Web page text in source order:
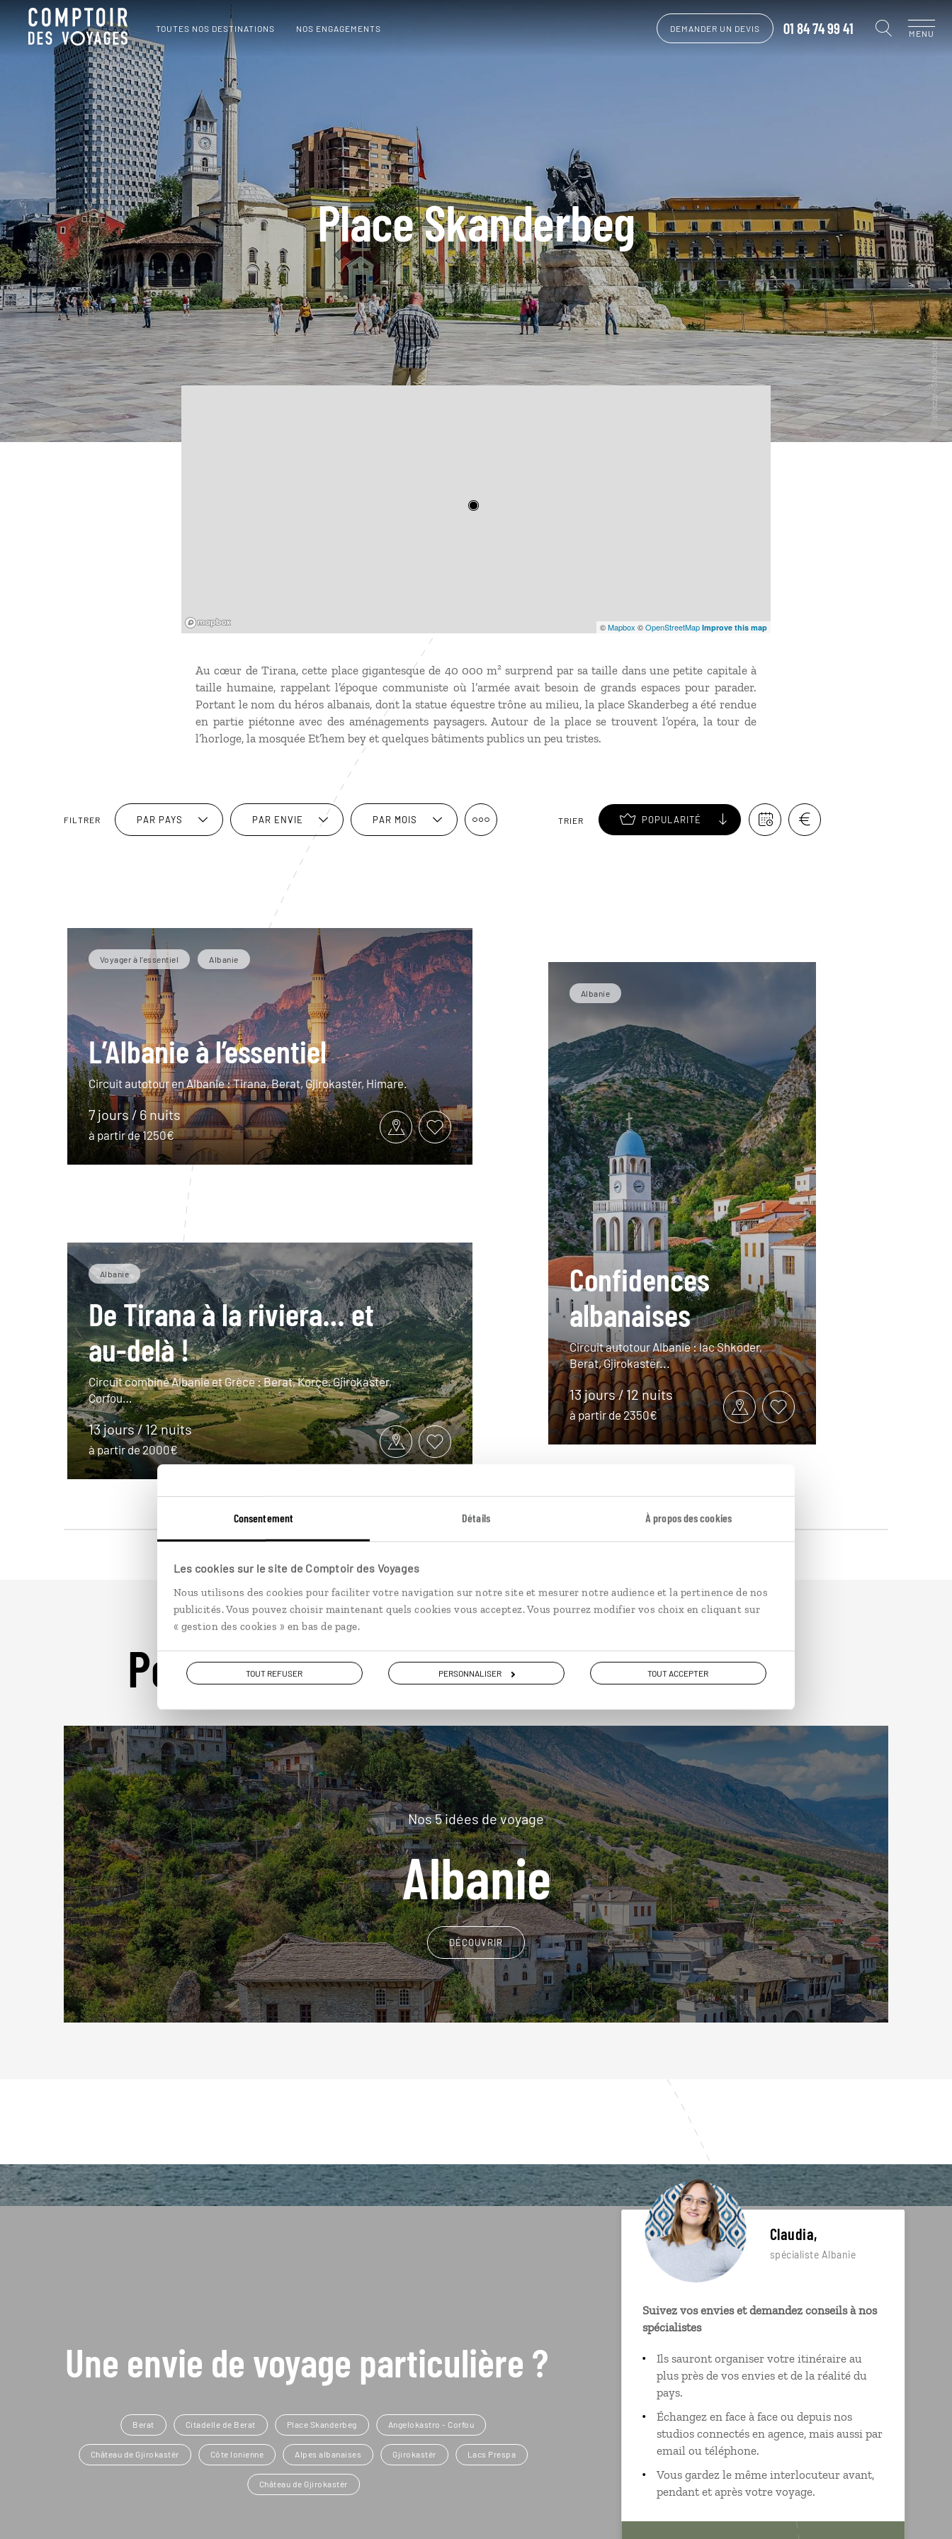
Consentement Détails À propos des cookies
Les cookies sur le site de Comptoir des Voyages
Nous utilisons des cookies pour faciliter votre navigation sur notre site et mesurer notre audience et la pertinence de nos
publicités. Vous pouvez choisir maintenant quels cookies vous acceptez. Vous pourrez modifier vos choix en cliquant sur
« gestion des cookies » en bas de page.
TOUT REFUSER PERSONNALISER TOUT ACCEPTER
TOUTES NOS DESTINATIONS NOS ENGAGEMENTS DEMANDER UN DEVIS 01 84 74 99 41 MENU
Place Skanderbeg
©Mapbox ©OpenStreetMap Improve this map
Au cœur de Tirana, cette place gigantesque de 40 000 m² surprend par sa taille dans une petite capitale à
taille humaine, rappelant l’époque communiste où l’armée avait besoin de grands espaces pour parader.
Portant le nom du héros albanais, dont la statue équestre trône au milieu, la place Skanderbeg a été rendue
en partie piétonne avec des aménagements paysagers. Autour de la place se trouvent l’opéra, la tour de
l’horloge, la mosquée Et’hem bey et quelques bâtiments publics un peu tristes.
FILTRER PAR PAYS PAR ENVIE PAR MOIS TRIER POPULARITÉ
Voyager à l’essentiel Albanie
L’Albanie à l’essentiel
Circuit autotour en Albanie : Tirana, Berat, Gjirokastër, Himare.
7 jours / 6 nuits
à partir de 1250€
Albanie
De Tirana à la riviera… et
au-delà !
Circuit combiné Albanie et Grèce : Berat, Korçë, Gjirokastër,
Corfou…
13 jours / 12 nuits
à partir de 2000€
Albanie
Confidences
albanaises
Circuit autotour Albanie : lac Shköder,
Berat, Gjirokastër...
13 jours / 12 nuits
à partir de 2350€
Pour aller plus loin
Nos 5 idées de voyage
Albanie
DÉCOUVRIR
Une envie de voyage particulière ?
Berat Citadelle de Berat Place Skanderbeg Angelokastro - Corfou
Château de Gjirokastër Côte Ionienne Alpes albanaises Gjirokastër Lacs Prespa
Château de Gjirokastër
Claudia,
spécialiste Albanie
Suivez vos envies et demandez conseils à nos
spécialistes
Ils sauront organiser votre itinéraire au
plus près de vos envies et de la réalité du
pays.
Échangez en face à face ou depuis nos
studios connectés en agence, mais aussi par
email ou téléphone.
Vous gardez le même interlocuteur avant,
pendant et après votre voyage.